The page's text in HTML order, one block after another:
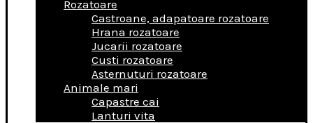
Rozatoare
Castroane, adapatoare rozatoare
Hrana rozatoare
Jucarii rozatoare
Custi rozatoare
Asternuturi rozatoare
Animale mari
Capastre cai
Lanturi vita